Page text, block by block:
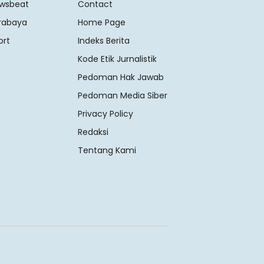
Contact
Home Page
Indeks Berita
Kode Etik Jurnalistik
Pedoman Hak Jawab
Pedoman Media Siber
Privacy Policy
Redaksi
Tentang Kami